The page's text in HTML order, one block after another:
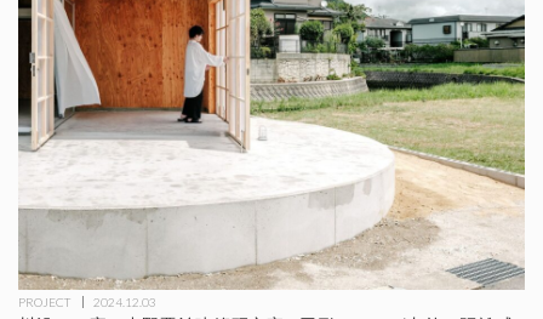
PROJECT 2024.12.03